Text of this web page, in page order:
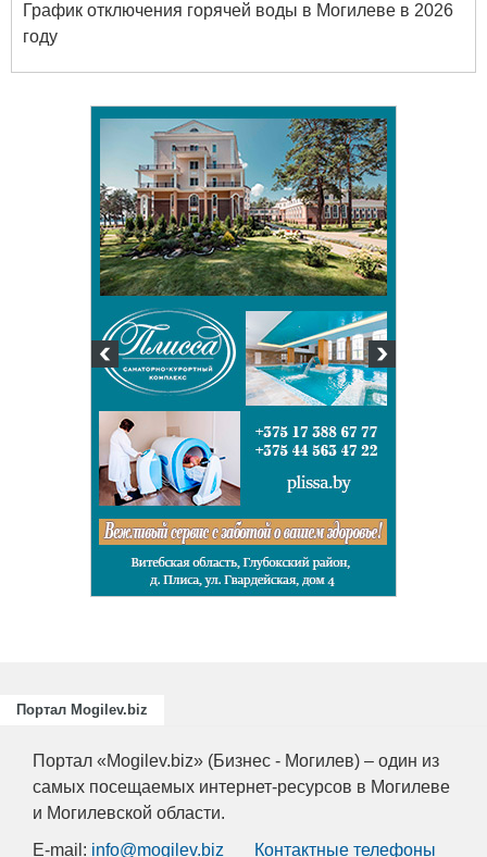
График отключения горячей воды в Могилеве в 2026
году
Портал Mogilev.biz
Портал «Mogilev.biz» (Бизнес - Могилев) – один из
самых посещаемых интернет-ресурсов в Могилеве
и Могилевской области.
E-mail: info@mogilev.biz Контактные телефоны